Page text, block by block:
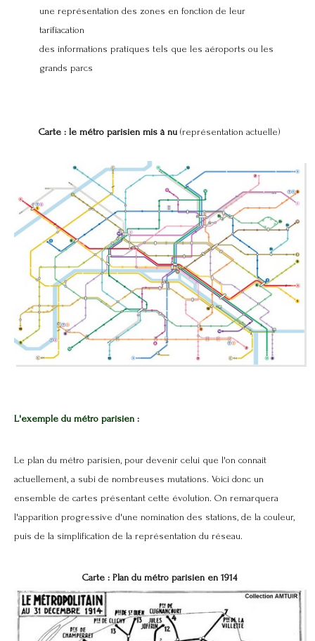
une représentation des zones en fonction de leur
tarifiacation
des informations pratiques tels que les aéroports ou les
grands parcs
Carte : le métro parisien mis à nu (représentation actuelle)
L'exemple du métro parisien :
Le plan du métro parisien, pour devenir celui que l'on connait
actuellement, a subi de nombreuses mutations. Voici donc un
ensemble de cartes présentant cette évolution. On remarquera
l'apparition progressive d'une nomination des stations, de la couleur,
puis de la simplification de la représentation du réseau.
Carte : Plan du métro parisien en 1914